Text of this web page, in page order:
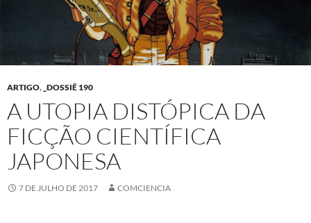
ARTIGO, _DOSSIÊ 190
A UTOPIA DISTÓPICA DA
FICÇÃO CIENTÍFICA
JAPONESA
7 DE JULHO DE 2017 COMCIENCIA